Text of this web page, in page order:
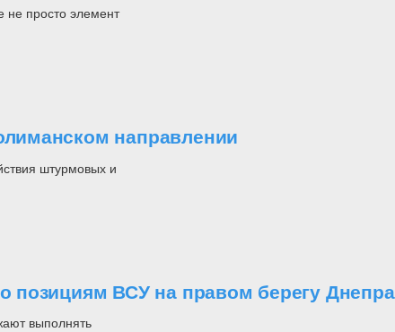
не просто элемент
направлении
штурмовых и
позициям ВСУ на правом берегу Днепра
выполнять